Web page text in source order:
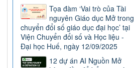
Tọa đàm ‘Vai trò của Tài
nguyên Giáo dục Mở trong
chuyển đổi số giáo dục đại học’ tại
Viện Chuyển đổi số và Học liệu -
Đại học Huế, ngày 12/09/2025
12 dự án AI Nguồn Mở